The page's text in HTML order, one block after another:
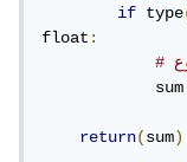
if type
float:
return(sum)